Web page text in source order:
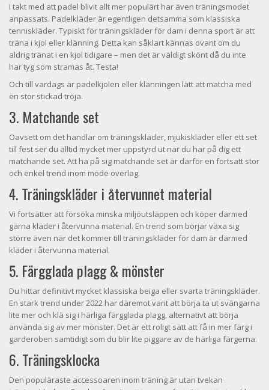
I takt med att padel blivit allt mer populärt har även träningsmodet
anpassats. Padelkläder är egentligen detsamma som klassiska
tenniskläder. Typiskt för träningskläder för dam i denna sport är att
träna i kjol eller klänning. Detta kan såklart kännas ovant om du
aldrig tränat i en kjol tidigare – men det är väldigt skönt då du inte
har tyg som stramas åt. Testa!
Och till vardags är padelkjolen eller klänningen lätt att matcha med
en stor stickad tröja.
3. Matchande set
Oavsett om det handlar om träningskläder, mjukiskläder eller ett set
till fest ser du alltid mycket mer uppstyrd ut när du har på dig ett
matchande set. Att ha på sig matchande set är därför en fortsatt stor
och enkel trend inom mode överlag.
4. Träningskläder i återvunnet material
Vi fortsätter att försöka minska miljöutsläppen och köper därmed
gärna kläder i återvunna material. En trend som börjar växa sig
större även när det kommer till träningskläder för dam är därmed
kläder i återvunna material.
5. Färgglada plagg & mönster
Du hittar definitivt mycket klassiska beiga eller svarta träningskläder.
En stark trend under 2022 har däremot varit att börja ta ut svängarna
lite mer och klä sig i härliga färgglada plagg, alternativt att börja
använda sig av mer mönster. Det är ett roligt sätt att få in mer färg i
garderoben samtidigt som du blir lite piggare av de härliga färgerna.
6. Träningsklocka
Den populäraste accessoaren inom träning är utan tvekan